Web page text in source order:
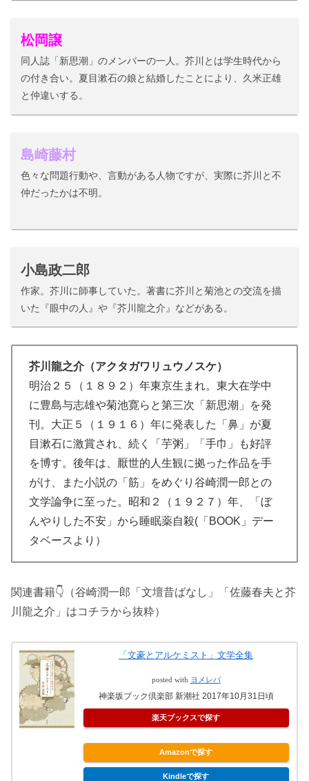
松岡譲
同人誌「新思潮」のメンバーの一人。芥川とは学生時代から
の付き合い。夏目漱石の娘と結婚したことにより、久米正雄
と仲違いする。
島崎藤村
色々な問題行動や、言動がある人物ですが、実際に芥川と不
仲だったかは不明。
小島政二郎
作家。芥川に師事していた。著書に芥川と菊池との交流を描
いた『眼中の人』や『芥川龍之介』などがある。
芥川龍之介（アクタガワリュウノスケ）
明治２５（１８９２）年東京生まれ。東大在学中
に豊島与志雄や菊池寛らと第三次「新思潮」を発
刊。大正５（１９１６）年に発表した「鼻」が夏
目漱石に激賞され、続く「芋粥」「手巾」も好評
を博す。後年は、厭世的人生観に拠った作品を手
がけ、また小説の「筋」をめぐり谷崎潤一郎との
文学論争に至った。昭和２（１９２７）年、「ぼ
んやりした不安」から睡眠薬自殺(「BOOK」デー
タベースより）
関連書籍👇（谷崎潤一郎「文壇昔ばなし」「佐藤春夫と芥
川龍之介」はコチラから抜粋）
「文豪とアルケミスト」文学全集
posted with ヨメレバ
神楽坂ブック倶楽部 新潮社 2017年10月31日頃
楽天ブックスで探す
Amazonで探す
Kindleで探す